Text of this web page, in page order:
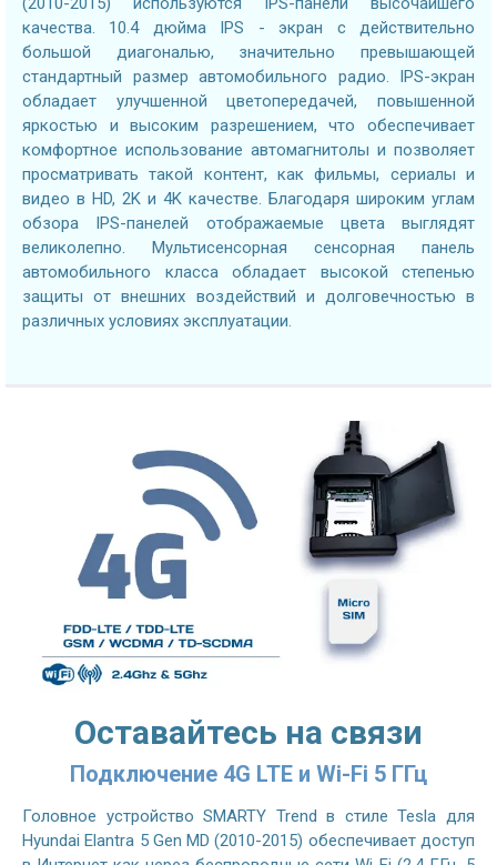
качества. 10.4 дюйма IPS - экран с действительно
большой диагональю, значительно превышающей
стандартный размер автомобильного радио. IPS-экран
обладает улучшенной цветопередачей, повышенной
яркостью и высоким разрешением, что обеспечивает
комфортное использование автомагнитолы и позволяет
просматривать такой контент, как фильмы, сериалы и
видео в HD, 2K и 4K качестве. Благодаря широким углам
обзора IPS-панелей отображаемые цвета выглядят
великолепно. Мультисенсорная сенсорная панель
автомобильного класса обладает высокой степенью
защиты от внешних воздействий и долговечностью в
различных условиях эксплуатации.
Оставайтесь на связи
Подключение 4G LTE и Wi-Fi 5 ГГц
Головное устройство SMARTY Trend в стиле Tesla для
Hyundai Elantra 5 Gen MD (2010-2015) обеспечивает доступ